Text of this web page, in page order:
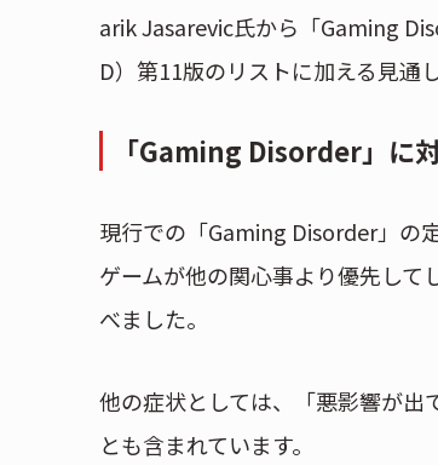
arik Jasarevic氏から「Gaming
D）第11版のリストに加える見通
「Gaming Disorder」に
現行での「Gaming Disorder」の
ゲームが他の関心事より優先し
べました。
他の症状としては、「悪影響が出
とも含まれています。